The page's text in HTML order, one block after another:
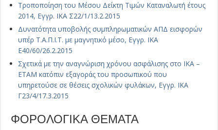
Τροποποίηση του Μέσου Δείκτη Τιμών Καταναλωτή έτους
2014, Εγγρ. ΙΚΑ Σ22/1/13.2.2015
Δυνατότητα υποβολής συμπληρωματικών ΑΠΔ εισφορών
υπέρ Τ.Α.Π.Ι.Τ. με μαγνητικό μέσο, Εγγρ. ΙΚΑ
Ε40/60/26.2.2015
Σχετικά με την αναγνώριση χρόνου ασφάλισης στο ΙΚΑ –
ΕΤΑΜ κατόπιν εξαγοράς του προσωπικού που
υπηρετούσε σε θέσεις σχολικών φυλάκων, Εγγρ. ΙΚΑ
Γ23/4/17.3.2015
ΦΟΡΟΛΟΓΙΚΑ ΘΕΜΑΤΑ